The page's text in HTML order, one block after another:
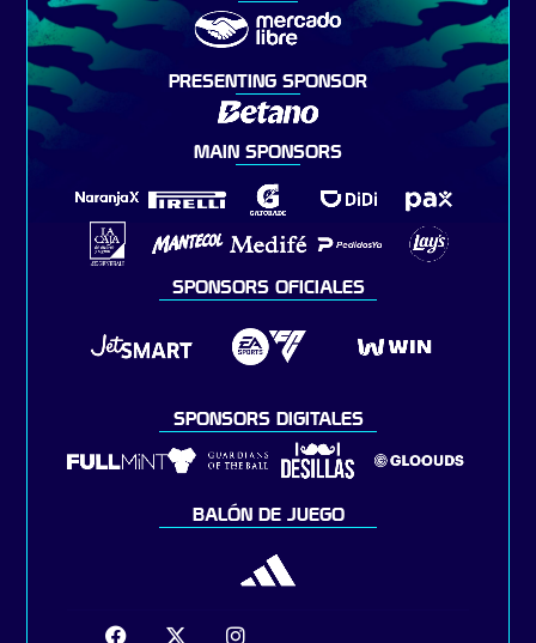
PRESENTING SPONSOR
MAIN SPONSORS
SPONSORS OFICIALES
SPONSORS DIGITALES
BALÓN DE JUEGO